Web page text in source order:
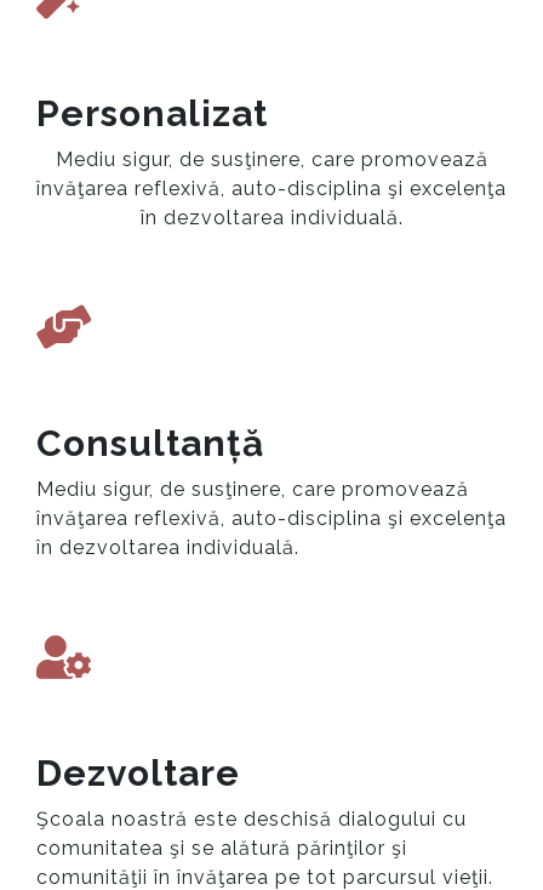
Personalizat
Mediu sigur, de susţinere, care promovează
învăţarea reflexivă, auto-disciplina şi excelenţa
în dezvoltarea individuală.
Consultanță
Mediu sigur, de susţinere, care promovează
învăţarea reflexivă, auto-disciplina şi excelenţa
în dezvoltarea individuală.
Dezvoltare
Şcoala noastră este deschisă dialogului cu
comunitatea şi se alătură părinţilor şi
comunităţii în învăţarea pe tot parcursul vieţii.